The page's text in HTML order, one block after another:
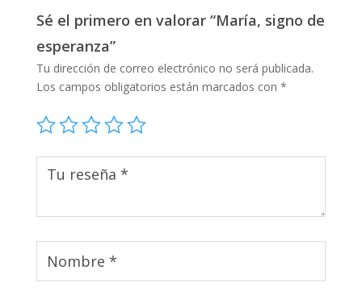
Sé el primero en valorar “María, signo de
esperanza”
Tu dirección de correo electrónico no será publicada.
Los campos obligatorios están marcados con *